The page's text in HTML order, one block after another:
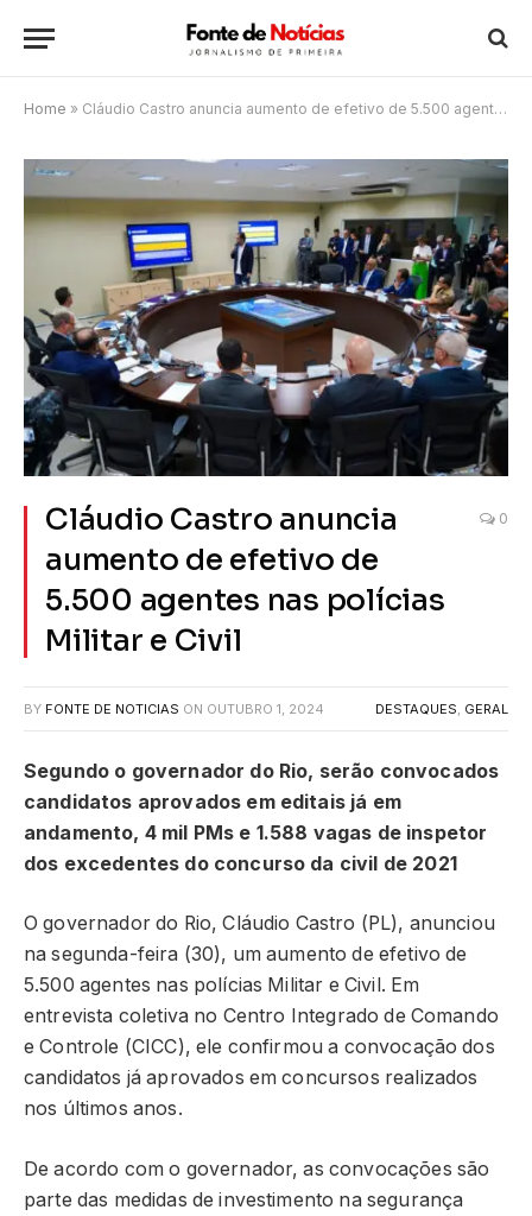
Home » Cláudio Castro anuncia aumento de efetivo de 5.500 agentes nas polícias Militar e Civil
Cláudio Castro anuncia
aumento de efetivo de
5.500 agentes nas polícias
Militar e Civil
0
BY FONTE DE NOTICIAS ON OUTUBRO 1, 2024 DESTAQUES GERAL
Segundo o governador do Rio, serão convocados
candidatos aprovados em editais já em
andamento, 4 mil PMs e 1.588 vagas de inspetor
dos excedentes do concurso da civil de 2021
O governador do Rio, Cláudio Castro (PL), anunciou
na segunda-feira (30), um aumento de efetivo de
5.500 agentes nas polícias Militar e Civil. Em
entrevista coletiva no Centro Integrado de Comando
e Controle (CICC), ele confirmou a convocação dos
candidatos já aprovados em concursos realizados
nos últimos anos.
De acordo com o governador, as convocações são
parte das medidas de investimento na segurança